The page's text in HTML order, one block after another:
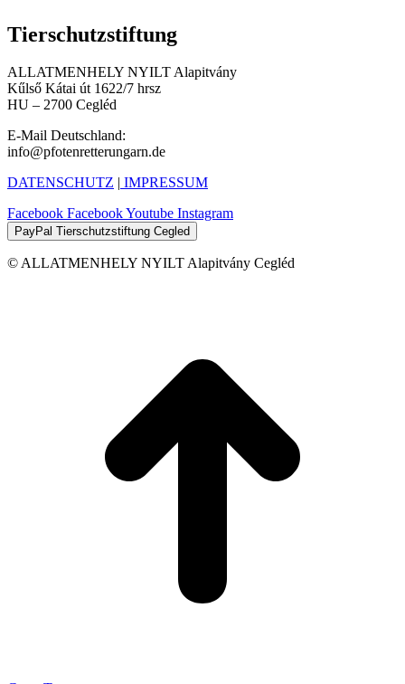
Tierschutzstiftung
ALLATMENHELY NYILT Alapitvány
Kűlső Kátai út 1622/7 hrsz
HU – 2700 Cegléd
E-Mail Deutschland:
info@pfotenretterungarn.de
DATENSCHUTZ | IMPRESSUM
Facebook FacebookYoutube Instagram
PayPal Tierschutzstiftung Cegled
© ALLATMENHELY NYILT Alapitvány Cegléd